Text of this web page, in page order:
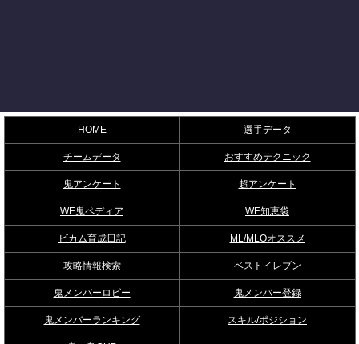
HOME 選手データ
チームデータ おすすめテクニック
鬼アンケート 超アンケート
WE鬼ペディア WE知恵袋
ビカム育成日記 ML/MLOオススメ
攻略情報検索 ベストイレブン
鬼メンバーロビー 鬼メンバー登録
鬼メンバーランキング スキル/ポジション